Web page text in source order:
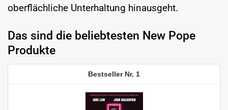
oberflächliche Unterhaltung hinausgeht.
Das sind die beliebtesten New Pope
Produkte
1